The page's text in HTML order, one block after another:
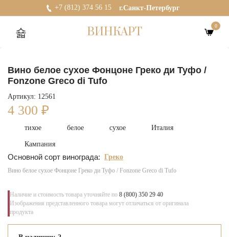
+7 (812) 374 56 15 г.Санкт-Петербург
ВИНКАРТ 0
Вино белое сухое Фонцоне Греко ди Туфо /
Fonzone Greco di Tufo
Артикул: 12561
4 300 ₽
тихое белое сухое Италия
Кампания
Основной сорт винограда: Греко
Вино белое сухое Фонцоне Греко ди Туфо / Fonzone Greco di Tufo
Наличие и стоимость товара уточняйте по 8 (800) 350 29 40
Изображения представленного товара могут отличаться от оригинала
продукта